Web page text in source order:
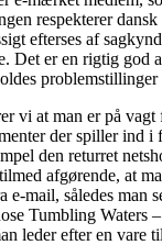
respekterer
efterses af
Det er en rigtig god
vi at man er på vagt
der spiller ind i
den returret
afgørende, at
e-mail, således man
Tumbling Waters
leder efter en vare